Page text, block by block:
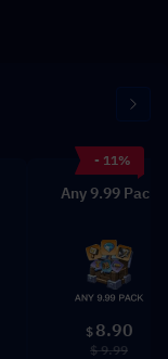
- 11%
Any 9.99 Pack
$ 8.90
$ 9.99